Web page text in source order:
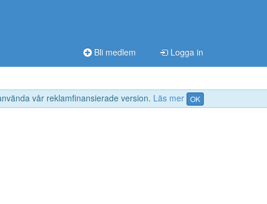
vår reklamfinansierade version. Läs mer OK
Bli medlem Logga in